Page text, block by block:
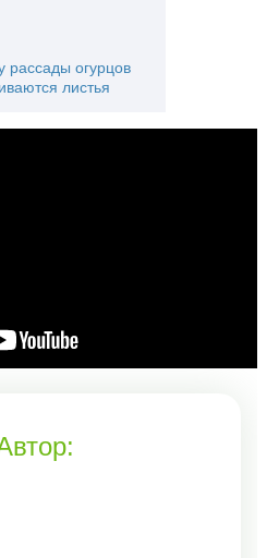
рассады огурцов
листья